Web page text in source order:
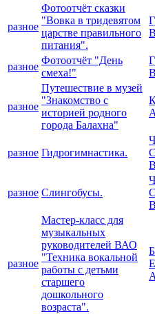
разное
Фотоотчёт сказки
"Вовка в тридевятом
царстве правильного
питания".
разное
Фотоотчёт "День
смеха!"
разное
Путешествие в музей
"Знакомство с
историей родного
города Балахна"
разное Гидрогимнастика.
разное Слингобусы.
разное
Мастер-класс для
музыкальных
руководителей ВАО
"Техника вокальной
работы с детьми
старшего
дошкольного
возраста".